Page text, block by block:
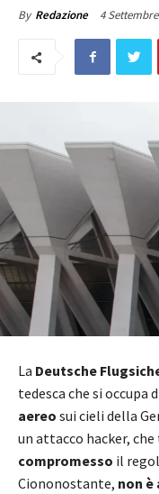
By Redazione 4
La Deutsche
tedesca che si occupa
aereo sui cieli della
un attacco hacker,
compromesso il
Ciononostante, non è